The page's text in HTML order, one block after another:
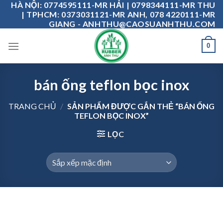
Skip
content
HÀ NỘI: 0774595111-MR HẢI | 0798344111-MR THU
| TPHCM: 0373031121-MR ANH, 078 4220111-MR
GIANG - ANHTHU@CAOSUANHTHU.COM
0
bán ống teflon bọc inox
TRANG CHỦ / SẢN PHẨM ĐƯỢC GẮN THẺ “BÁN ỐNG
TEFLON BỌC INOX”
LỌC